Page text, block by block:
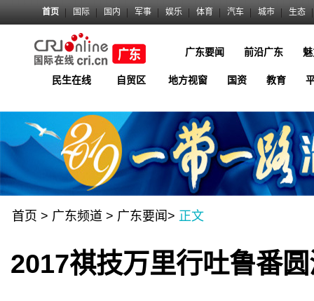
首页 国际 国内 军事 娱乐 体育 汽车 城市 生态
广东要闻 前沿广东
民生在线 自贸区 地方视窗 国资 教育
首页 > 广东频道 > 广东要闻 > 正文
2017祺技万里行吐鲁番